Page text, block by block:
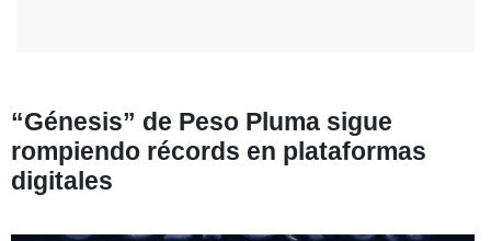
“Génesis” de Peso Pluma sigue
rompiendo récords en plataformas
digitales